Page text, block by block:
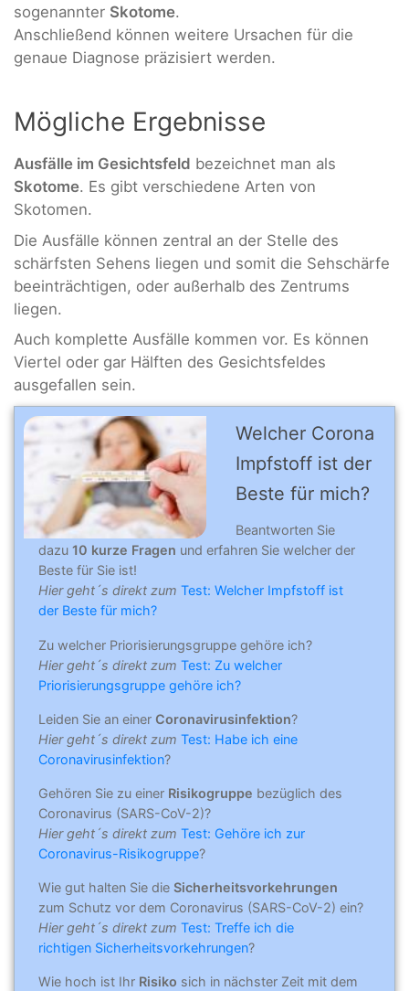
sogenannter Skotome.
Anschließend können weitere Ursachen für die
genaue Diagnose präzisiert werden.
Mögliche Ergebnisse
Ausfälle im Gesichtsfeld bezeichnet man als
Skotome. Es gibt verschiedene Arten von
Skotomen.
Die Ausfälle können zentral an der Stelle des
schärfsten Sehens liegen und somit die Sehschärfe
beeinträchtigen, oder außerhalb des Zentrums
liegen.
Auch komplette Ausfälle kommen vor. Es können
Viertel oder gar Hälften des Gesichtsfeldes
ausgefallen sein.
Welcher Corona
Impfstoff ist der
Beste für mich?
Beantworten Sie
dazu 10 kurze Fragen und erfahren Sie welcher der
Beste für Sie ist!
Hier geht´s direkt zum Test: Welcher Impfstoff ist
der Beste für mich?
Zu welcher Priorisierungsgruppe gehöre ich?
Hier geht´s direkt zum Test: Zu welcher
Priorisierungsgruppe gehöre ich?
Leiden Sie an einer Coronavirusinfektion?
Hier geht´s direkt zum Test: Habe ich eine
Coronavirusinfektion?
Gehören Sie zu einer Risikogruppe bezüglich des
Coronavirus (SARS-CoV-2)?
Hier geht´s direkt zum Test: Gehöre ich zur
Coronavirus-Risikogruppe?
Wie gut halten Sie die Sicherheitsvorkehrungen
zum Schutz vor dem Coronavirus (SARS-CoV-2) ein?
Hier geht´s direkt zum Test: Treffe ich die
richtigen Sicherheitsvorkehrungen?
Wie hoch ist Ihr Risiko sich in nächster Zeit mit dem